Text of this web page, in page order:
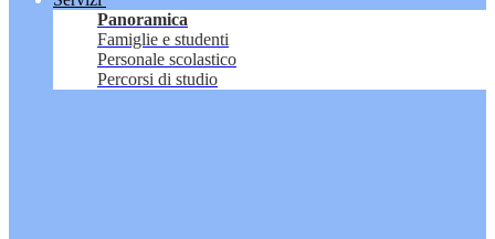
Panoramica
Famiglie e studenti
Personale scolastico
Percorsi di studio